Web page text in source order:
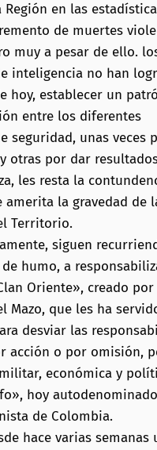
en las
de muertes
muy a pesar de ello.
inteligencia no han
hoy, establecer un
entre los diferentes
seguridad, unas veces
otras por dar
les resta la
amerita la gravedad de
Territorio.
siguen
humo, a
Oriente», creado
Mazo, que les ha
desviar las
acción o por omisión,
económica y
hoy autodenominado
de Colombia.
hace varias semanas